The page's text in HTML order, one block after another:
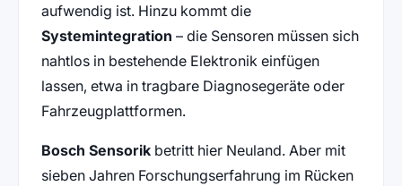
aufwendig ist. Hinzu kommt die
Systemintegration – die Sensoren müssen sich
nahtlos in bestehende Elektronik einfügen
lassen, etwa in tragbare Diagnosegeräte oder
Fahrzeugplattformen.
Bosch Sensorikbetritt hier Neuland. Aber mit
sieben Jahren Forschungserfahrung im Rücken